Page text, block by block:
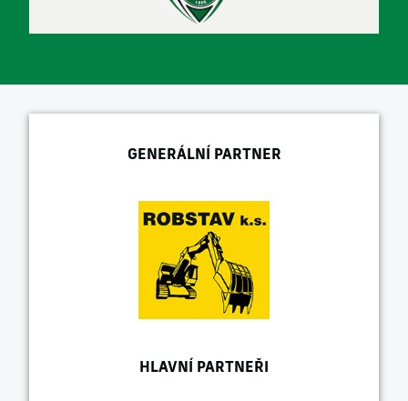
GENERÁLNÍ PARTNER
HLAVNÍ PARTNEŘI